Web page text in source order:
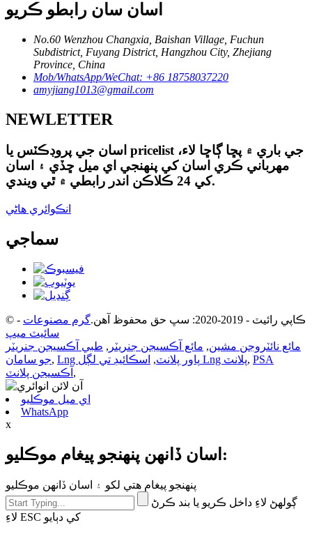
اسان سان رابطو ڪريو
No.60 Wenzhou Changxia, Baishan Village, Fuchun
Subdistrict, Fuyang District, Hangzhou City, Zhejiang
Province, China
Mob/WhatsApp/WeChat: +86 18758037220
amyjiang1013@gmail.com
NEWLETTER
اسان جي پروڊڪٽس يا pricelist جي باري ۾ پڇا ڳاڇا لاء،
مهرباني ڪري اسان کي پنهنجي اي ميل ڇڏي ۽ اسان
کي 24 ڪلاڪن اندر رابطي ۾ ٿي ويندي.
انڪوائري هاڻي
سماجي
© ڪاپي رائيٽ - 2019-2020: سڀ حق محفوظ آهن. گرم مصنوعات -
سائيٽ ميپ
مائع نائٽروجن مشين, مائع آڪسيجن جنريٽر , طبي آڪسيجن جنريٽر
جو سامان, Lng پاور پلانٽ, اسڪائيڊ تي لڳل Lng پلانٽ, PSA
آڪسيجن پلانٽ ,
اي ميل موڪليو
WhatsApp
x
اسان ڏانهن پنهنجو پيغام موڪليو:
پنهنجو پيغام هتي لکو ۽ اسان ڏانهن موڪليو
ڳولهڻ لاءِ داخل ڪريو يا بند ڪرڻ
لاءِ ESC کي دٻايو